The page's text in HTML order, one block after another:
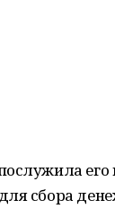
его
сбора